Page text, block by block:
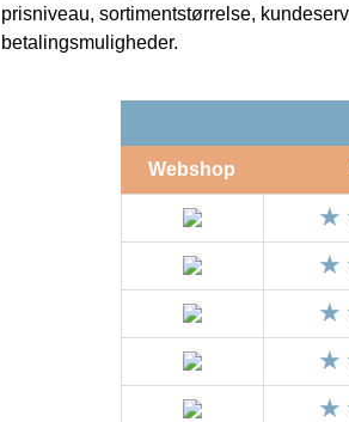
prisniveau, sortimentstørrelse,
betalingsmuligheder.
Webshop